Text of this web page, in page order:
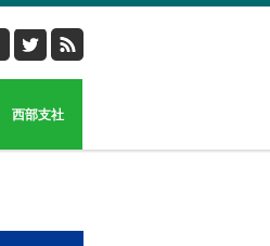
西部支社